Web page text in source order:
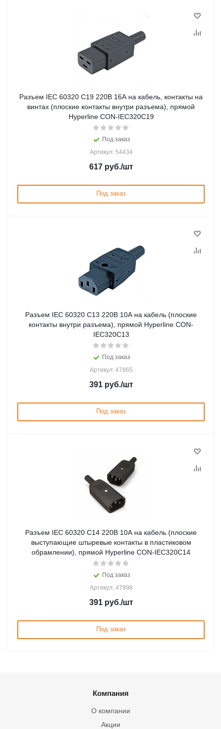
Разъем IEC 60320 C19 220В 16A на кабель, контакты на
винтах (плоские контакты внутри разъема), прямой
Hyperline CON-IEC320C19
Под заказ
Артикул: 54434
617руб./шт
Под заказ
Разъем IEC 60320 C13 220В 10A на кабель (плоские
контакты внутри разъема), прямой Hyperline CON-
IEC320C13
Под заказ
Артикул: 47865
391руб./шт
Под заказ
Разъем IEC 60320 C14 220В 10A на кабель (плоские
выступающие штыревые контакты в пластиковом
обрамлении), прямой Hyperline CON-IEC320C14
Под заказ
Артикул: 47998
391руб./шт
Под заказ
Компания
О компании
Акции